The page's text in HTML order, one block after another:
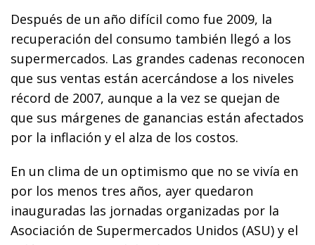
Después de un año difícil como fue 2009, la
recuperación del consumo también llegó a los
supermercados. Las grandes cadenas reconocen
que sus ventas están acercándose a los niveles
récord de 2007, aunque a la vez se quejan de
que sus márgenes de ganancias están afectados
por la inflación y el alza de los costos.
En un clima de un optimismo que no se vivía en
por los menos tres años, ayer quedaron
inauguradas las jornadas organizadas por la
Asociación de Supermercados Unidos (ASU) y el